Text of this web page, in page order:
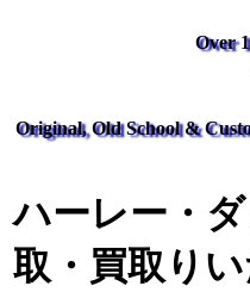
Over
Original, Old School &
ハーレー・
取・買取り